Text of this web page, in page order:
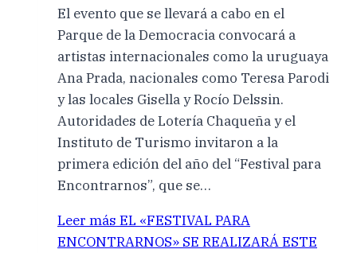
El evento que se llevará a cabo en el
Parque de la Democracia convocará a
artistas internacionales como la uruguaya
Ana Prada, nacionales como Teresa Parodi
y las locales Gisella y Rocío Delssin.
Autoridades de Lotería Chaqueña y el
Instituto de Turismo invitaron a la
primera edición del año del “Festival para
Encontrarnos”, que se…
Leer más EL «FESTIVAL PARA
ENCONTRARNOS» SE REALIZARÁ ESTE